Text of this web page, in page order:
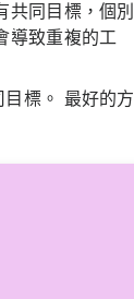
同目標，個別
導致重複的工
標。 最好的方